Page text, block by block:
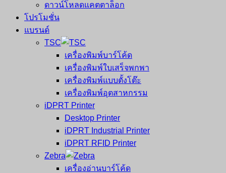
ดาวน์โหลดแคตตาล็อก
โปรโมชั่น
แบรนด์
TSC
เครื่องพิมพ์บาร์โค้ด
เครื่องพิมพ์ใบเสร็จพกพา
เครื่องพิมพ์แบบตั้งโต๊ะ
เครื่องพิมพ์อุตสาหกรรม
iDPRT Printer
Desktop Printer
iDPRT Industrial Printer
iDPRT RFID Printer
Zebra
เครื่องอ่านบาร์โค้ด